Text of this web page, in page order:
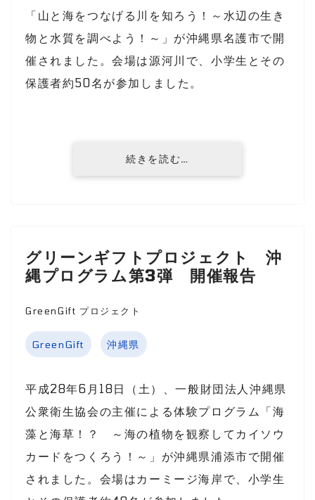
「山と海をつなげる川を知ろう！～水辺の生き
物と水質を調べよう！～」が沖縄県名護市で開
催されました。会場は源河川で、小学生とその
保護者約50名が参加しました。
続きを読む…
グリーンギフトプロジェクト 沖
縄プログラム第3弾 開催報告
GreenGift プロジェクト
GreenGift 沖縄県
平成28年6月18日（土）、一般財団法人沖縄県
公衆衛生協会の主催による体験プログラム「海
藻と海草！？ ～海の植物を観察してカイソウ
カードをつくろう！～」が沖縄県浦添市で開催
されました。会場はカーミージ海岸で、小学生